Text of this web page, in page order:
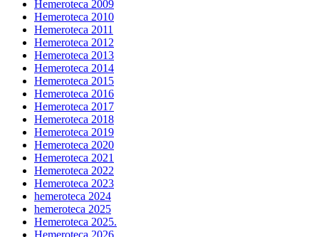
Hemeroteca 2009
Hemeroteca 2010
Hemeroteca 2011
Hemeroteca 2012
Hemeroteca 2013
Hemeroteca 2014
Hemeroteca 2015
Hemeroteca 2016
Hemeroteca 2017
Hemeroteca 2018
Hemeroteca 2019
Hemeroteca 2020
Hemeroteca 2021
Hemeroteca 2022
Hemeroteca 2023
hemeroteca 2024
hemeroteca 2025
Hemeroteca 2025.
Hemeroteca 2026